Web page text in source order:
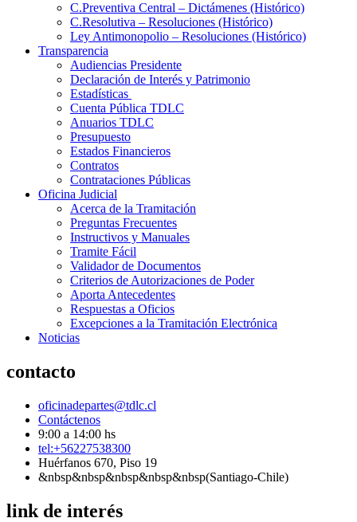
C.Preventiva Central – Dictámenes (Histórico)
C.Resolutiva – Resoluciones (Histórico)
Ley Antimonopolio – Resoluciones (Histórico)
Transparencia
Audiencias Presidente
Declaración de Interés y Patrimonio
Estadísticas
Cuenta Pública TDLC
Anuarios TDLC
Presupuesto
Estados Financieros
Contratos
Contrataciones Públicas
Oficina Judicial
Acerca de la Tramitación
Preguntas Frecuentes
Instructivos y Manuales
Tramite Fácil
Validador de Documentos
Criterios de Autorizaciones de Poder
Aporta Antecedentes
Respuestas a Oficios
Excepciones a la Tramitación Electrónica
Noticias
contacto
oficinadepartes@tdlc.cl
Contáctenos
9:00 a 14:00 hs
tel:+56227538300
Huérfanos 670, Piso 19
&nbsp&nbsp&nbsp&nbsp&nbsp(Santiago-Chile)
link de interés